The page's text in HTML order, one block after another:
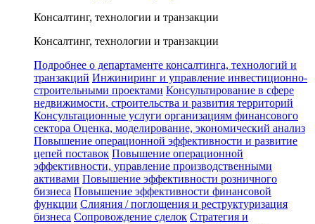
Консалтинг, технологии и транзакции
Консалтинг, технологии и транзакции
Подробнее о департаменте консалтинга, технологий и
транзакций Инжиниринг и управление инвестиционно-
строительными проектами Консультирование в сфере
недвижимости, строительства и развития территорий
Консультационные услуги организациям финансового
сектора Оценка, моделирование, экономический анализ
Повышение операционной эффективности и развитие
цепей поставок Повышение операционной
эффективности, управление производственными
активами Повышение эффективности розничного
бизнеса Повышение эффективности финансовой
функции Слияния / поглощения и реструктуризация
бизнеса Сопровождение сделок Стратегия и